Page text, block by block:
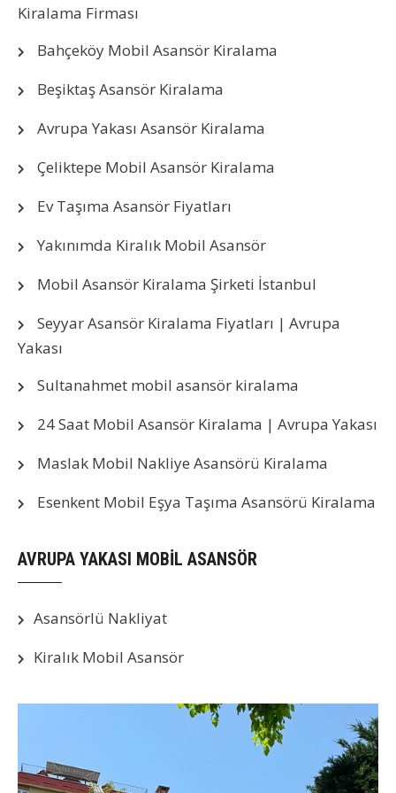
Kiralama Firması
Bahçeköy Mobil Asansör Kiralama
Beşiktaş Asansör Kiralama
Avrupa Yakası Asansör Kiralama
Çeliktepe Mobil Asansör Kiralama
Ev Taşıma Asansör Fiyatları
Yakınımda Kiralık Mobil Asansör
Mobil Asansör Kiralama Şirketi İstanbul
Seyyar Asansör Kiralama Fiyatları | Avrupa
Yakası
Sultanahmet mobil asansör kiralama
24 Saat Mobil Asansör Kiralama | Avrupa Yakası
Maslak Mobil Nakliye Asansörü Kiralama
Esenkent Mobil Eşya Taşıma Asansörü Kiralama
AVRUPA YAKASI MOBİL ASANSÖR
Asansörlü Nakliyat
Kiralık Mobil Asansör